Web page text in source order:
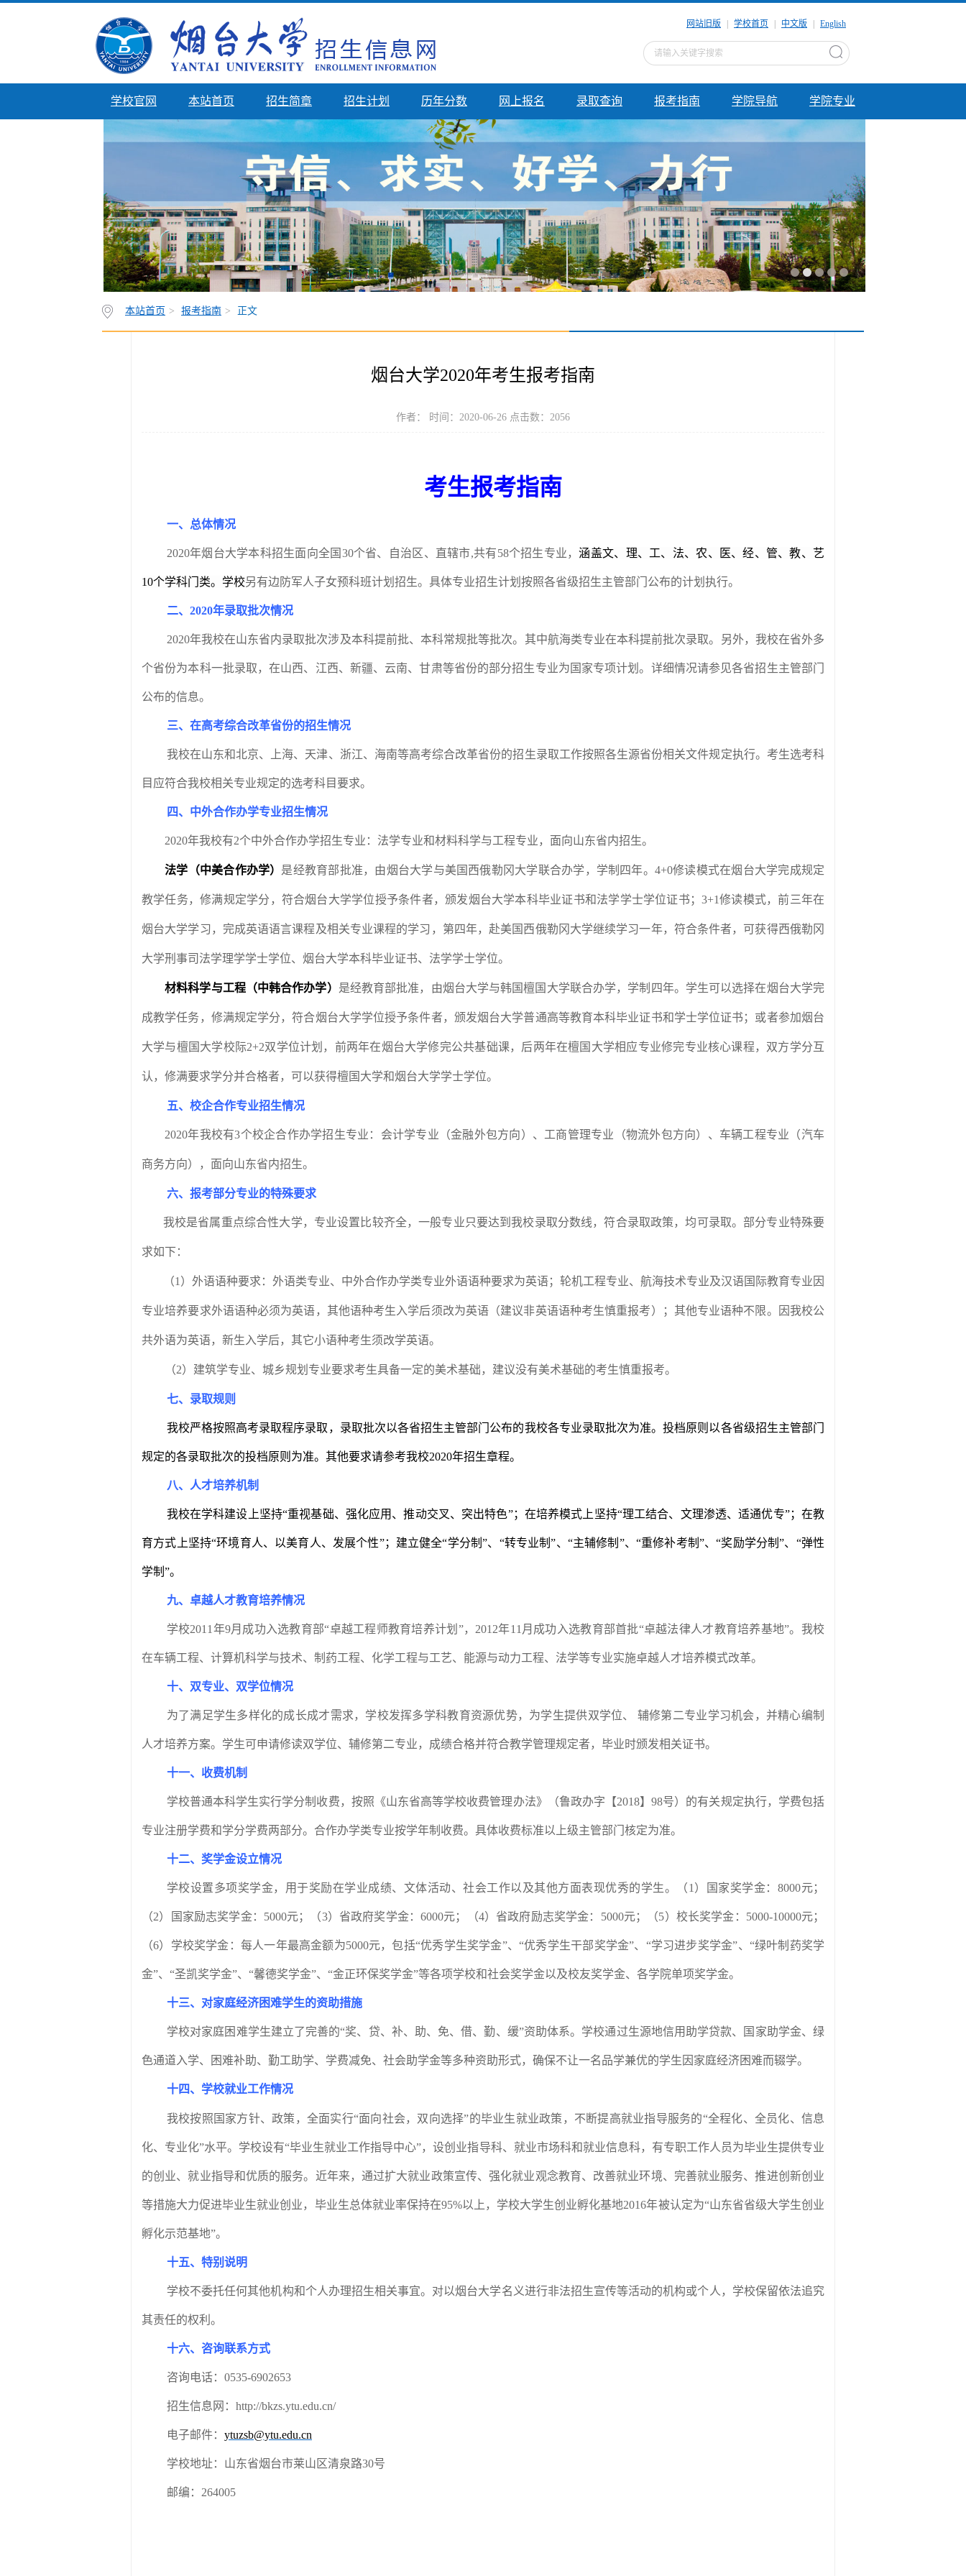
网站旧版 学校首页 中文版 English
学校官网 本站首页 招生简章 招生计划 历年分数 网上报名 录取查询 报考指南 学院导航 学院专业
本站首页 > 报考指南 > 正文
烟台大学2020年考生报考指南
作者： 时间：2020-06-26 点击数： 2056
考生报考指南
一、总体情况
2020年烟台大学本科招生面向全国 30个省、自治区、直辖市,共有58个招生专业，涵盖文、理、工、法、农、医、经、管、教、艺
10个学科门类。学校另有边防军人子女预科班计划招生。具体专业招生计划按照各省级招生主管部门公布的计划执行。
二、 2020年录取批次情况
2020年我校在山东省内录取批次涉及本科提前批、本科常规批等批次。其中航海类专业在本科提前批次录取。另外，我校在省外多
个省份为本科一批录取，在山西、江西、新疆、云南、甘肃等省份的部分招生专业为国家专项计划。详细情况请参见各省招生主管部门
公布的信息。
三、在高考综合改革省份的招生情况
我校在山东和北京、上海、天津、浙江、海南等高考综合改革省份的招生录取工作按照各生源省份相关文件规定执行。考生选考科
目应符合我校相关专业规定的选考科目要求。
四、中外合作办学专业招生情况
2020年我校有2个中外合作办学招生专业：法学专业和材料科学与工程专业，面向山东省内招生。
法学（中美合作办学） 是经教育部批准，由烟台大学与美国西俄勒冈大学联合办学，学制四年。 4+0修读模式在烟台大学完成规定
教学任务，修满规定学分，符合烟台大学学位授予条件者，颁发烟台大学本科毕业证书和法学学士学位证书； 3+1修读模式，前三年在
烟台大学学习，完成英语语言课程及相关专业课程的学习，第四年，赴美国西俄勒冈大学继续学习一年，符合条件者，可获得西俄勒冈
大学刑事司法学理学学士学位、烟台大学本科毕业证书、法学学士学位。
材料科学与工程（中韩合作办学） 是经教育部批准，由烟台大学与韩国檀国大学联合办学，学制四年。学生可以选择在烟台大学完
成教学任务，修满规定学分，符合烟台大学学位授予条件者，颁发烟台大学普通高等教育本科毕业证书和学士学位证书；或者参加烟台
大学与檀国大学校际2+2双学位计划，前两年在烟台大学修完公共基础课，后两年在檀国大学相应专业修完专业核心课程，双方学分互
认，修满要求学分并合格者，可以获得檀国大学和烟台大学学士学位。
五、校企合作专业招生情况
2020年我校有3个校企合作办学招生专业：会计学专业（金融外包方向）、工商管理专业（物流外包方向）、车辆工程专业（汽车
商务方向），面向山东省内招生。
六、报考部分专业的特殊要求
我校是省属重点综合性大学，专业设置比较齐全，一般专业只要达到我校录取分数线，符合录取政策，均可录取。部分专业特殊要
求如下：
（1 ）外语语种要求：外语类专业、中外合作办学类专业外语语种要求为英语；轮机工程专业、航海技术专业及汉语国际教育专业因
专业培养要求外语语种必须为英语，其他语种考生入学后须改为英语（建议非英语语种考生慎重报考）；其他专业语种不限。因我校公
共外语为英语，新生入学后，其它小语种考生须改学英语。
（2）建筑学专业、城乡规划专业要求考生具备一定的美术基础，建议没有美术基础的考生慎重报考。
七、录取规则
我校严格按照高考录取程序录取，录取批次以各省招生主管部门公布的我校各专业录取批次为准。投档原则以各省级招生主管部门
规定的各录取批次的投档原则为准。其他要求请参考我校2020年招生章程。
八、人才培养机制
我校在学科建设上坚持“重视基础、强化应用、推动交叉、突出特色”；在培养模式上坚持“理工结合、文理渗透、适通优专”；在教
育方式上坚持“环境育人、以美育人、发展个性”；建立健全“学分制”、 “转专业制”、 “主辅修制 ”、 “重修补考制 ”、“奖励学分制”、 “弹性
学制 ”。
九、卓越人才教育培养情况
学校2011 年9月成功入选教育部“卓越工程师教育培养计划”， 2012年11 月成功入选教育部首批“卓越法律人才教育培养基地”。我校
在车辆工程、计算机科学与技术、制药工程、化学工程与工艺、能源与动力工程、法学等专业实施卓越人才培养模式改革。
十、双专业、双学位情况
为了满足学生多样化的成长成才需求，学校发挥多学科教育资源优势，为学生提供双学位、 辅修第二专业学习机会，并精心编制
人才培养方案。学生可申请修读双学位、辅修第二专业，成绩合格并符合教学管理规定者，毕业时颁发相关证书。
十一、收费机制
学校普通本科学生实行学分制收费，按照《山东省高等学校收费管理办法》（鲁政办字【2018】98号）的有关规定执行，学费包括
专业注册学费和学分学费两部分。合作办学类专业按学年制收费。具体收费标准以上级主管部门核定为准。
十二、奖学金设立情况
学校设置多项奖学金，用于奖励在学业成绩、文体活动、社会工作以及其他方面表现优秀的学生。（1 ）国家奖学金： 8000元；
（2）国家励志奖学金： 5000元；（3）省政府奖学金：6000元；（4）省政府励志奖学金： 5000元；（5）校长奖学金： 5000-10000元；
（6）学校奖学金：每人一年最高金额为5000元，包括“优秀学生奖学金”、“优秀学生干部奖学金”、“学习进步奖学金”、“绿叶制药奖学
金”、“圣凯奖学金”、“馨德奖学金”、“金正环保奖学金”等各项学校和社会奖学金以及校友奖学金、各学院单项奖学金。
十三、对家庭经济困难学生的资助措施
学校对家庭困难学生建立了完善的“奖、贷、补、助、免、借、勤、缓”资助体系。学校通过生源地信用助学贷款、国家助学金、绿
色通道入学、困难补助、勤工助学、学费减免、社会助学金等多种资助形式，确保不让一名品学兼优的学生因家庭经济困难而辍学。
十四、学校就业工作情况
我校按照国家方针、政策，全面实行“面向社会，双向选择”的毕业生就业政策，不断提高就业指导服务的“全程化、全员化、信息
化、专业化”水平。学校设有“毕业生就业工作指导中心”，设创业指导科、就业市场科和就业信息科，有专职工作人员为毕业生提供专业
的创业、就业指导和优质的服务。近年来，通过扩大就业政策宣传、强化就业观念教育、改善就业环境、完善就业服务、推进创新创业
等措施大力促进毕业生就业创业，毕业生总体就业率保持在95%以上，学校大学生创业孵化基地2016年被认定为“山东省省级大学生创业
孵化示范基地”。
十五、特别说明
学校不委托任何其他机构和个人办理招生相关事宜。对以烟台大学名义进行非法招生宣传等活动的机构或个人，学校保留依法追究
其责任的权利。
十六、咨询联系方式
咨询电话： 0535-6902653
招生信息网： http://bkzs.ytu.edu.cn/
电子邮件： ytuzsb@ytu.edu.cn
学校地址：山东省烟台市莱山区清泉路30号
邮编 ： 264005